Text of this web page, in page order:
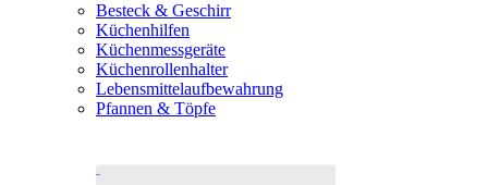
Besteck & Geschirr
Küchenhilfen
Küchenmessgeräte
Küchenrollenhalter
Lebensmittelaufbewahrung
Pfannen & Töpfe